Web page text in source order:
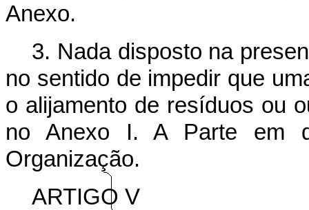
Anexo.
3. Nada disposto na
no sentido de impedir que
o alijamento de resíduos ou
no Anexo I. A Parte em
Organização.
ARTIGO V